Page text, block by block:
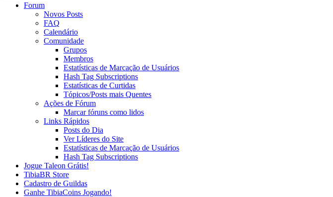
Forum
Novos Posts
FAQ
Calendário
Comunidade
Grupos
Membros
Estatísticas de Marcação de Usuários
Hash Tag Subscriptions
Estatísticas de Curtidas
Tópicos/Posts mais Quentes
Ações de Fórum
Marcar fóruns como lidos
Links Rápidos
Posts do Dia
Ver Líderes do Site
Estatísticas de Marcação de Usuários
Hash Tag Subscriptions
Jogue Taleon Grátis!
TibiaBR Store
Cadastro de Guildas
Ganhe TibiaCoins Jogando!